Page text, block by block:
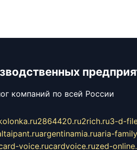
компаний по всей России
2864420.ru2rich.ru3-d-
argentinamia.ruaria-
voice.rucardvoice.ruzed-